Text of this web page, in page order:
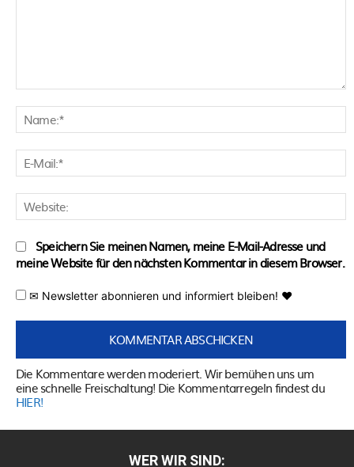
Speichern Sie meinen Namen, meine E-Mail-Adresse und
meine Website für den nächsten Kommentar in diesem Browser.
✉ Newsletter abonnieren und informiert bleiben! ♥
Die Kommentare werden moderiert. Wir bemühen uns um
eine schnelle Freischaltung! Die Kommentarregeln findest du
HIER!
WER WIR SIND: